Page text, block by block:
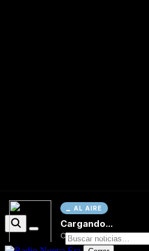
AL AIRE
Cargando...
Conectando...